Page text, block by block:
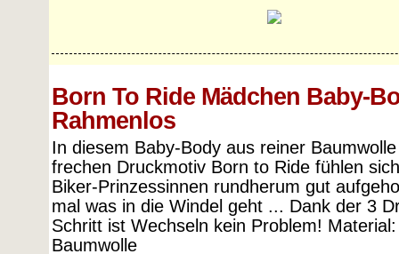
Born To Ride Mädchen Baby-
Rahmenlos
In diesem Baby-Body aus reiner
frechen Druckmotiv Born to Ride fühlen
Biker-Prinzessinnen rundherum gut
mal was in die Windel geht ... Dank der 3
Schritt ist Wechseln kein Problem!
Baumwolle